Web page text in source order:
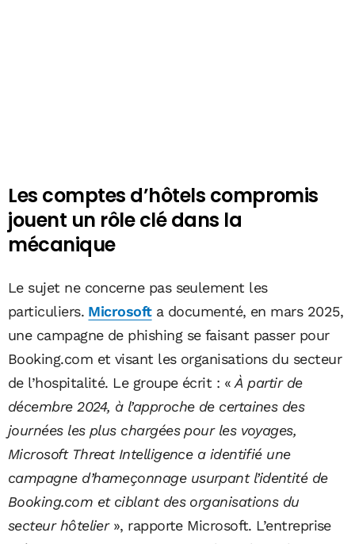
Les comptes d’hôtels compromis
jouent un rôle clé dans la
mécanique
Le sujet ne concerne pas seulement les
particuliers. Microsofta documenté, en mars 2025,
une campagne de phishing se faisant passer pour
Booking.com et visant les organisations du secteur
de l’hospitalité. Le groupe écrit : «À partir de
décembre 2024, à l’approche de certaines des
journées les plus chargées pour les voyages,
Microsoft Threat Intelligence a identifié une
campagne d’hameçonnage usurpant l’identité de
Booking.com et ciblant des organisations du
secteur hôtelier», rapporte Microsoft. L’entreprise